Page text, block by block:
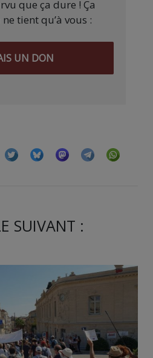
que ça dure ! Ça
tient qu’à vous :
UN DON
SUIVANT :